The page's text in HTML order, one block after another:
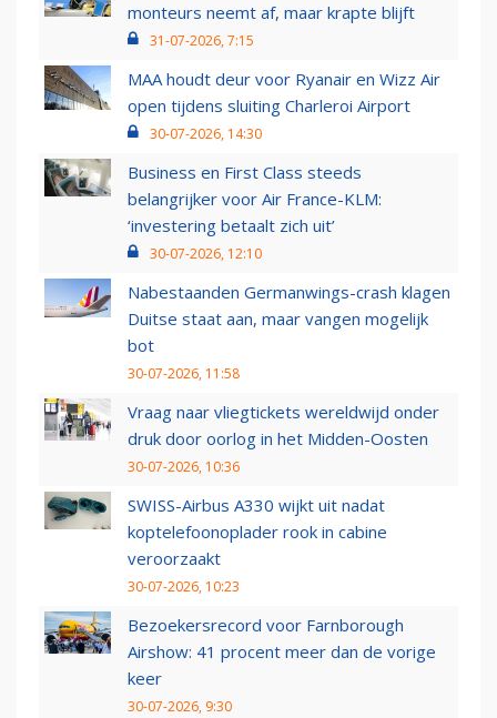
monteurs neemt af, maar krapte blijft
31-07-2026, 7:15
MAA houdt deur voor Ryanair en Wizz Air
open tijdens sluiting Charleroi Airport
30-07-2026, 14:30
Business en First Class steeds
belangrijker voor Air France-KLM:
‘investering betaalt zich uit’
30-07-2026, 12:10
Nabestaanden Germanwings-crash klagen
Duitse staat aan, maar vangen mogelijk
bot
30-07-2026, 11:58
Vraag naar vliegtickets wereldwijd onder
druk door oorlog in het Midden-Oosten
30-07-2026, 10:36
SWISS-Airbus A330 wijkt uit nadat
koptelefoonoplader rook in cabine
veroorzaakt
30-07-2026, 10:23
Bezoekersrecord voor Farnborough
Airshow: 41 procent meer dan de vorige
keer
30-07-2026, 9:30